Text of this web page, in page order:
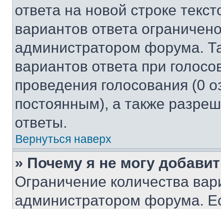
ответа на новой строке
вариантов ответа
администратором форума.
вариантов ответа при
проведения голосования (0
постоянным), а также
ответы.
Вернуться наверх
» Почему я не могу
Ограничение количества
администратором форума.